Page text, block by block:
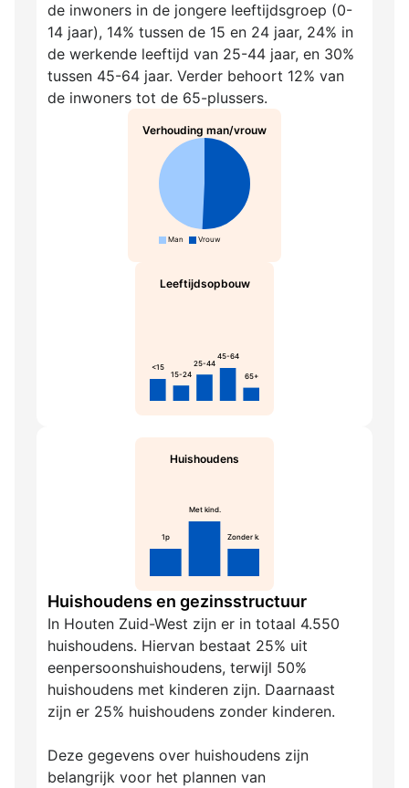
de inwoners in de jongere leeftijdsgroep (0-
14 jaar), 14% tussen de 15 en 24 jaar, 24% in
de werkende leeftijd van 25-44 jaar, en 30%
tussen 45-64 jaar. Verder behoort 12% van
de inwoners tot de 65-plussers.
Verhouding man/vrouw
Man Vrouw
Leeftijdsopbouw
<15
15-24
25-44
45-64
65+
Huishoudens
1p
Met kind.
Zonder k.
Huishoudens en gezinsstructuur
In Houten Zuid-West zijn er in totaal 4.550
huishoudens. Hiervan bestaat 25% uit
eenpersoonshuishoudens, terwijl 50%
huishoudens met kinderen zijn. Daarnaast
zijn er 25% huishoudens zonder kinderen.
Deze gegevens over huishoudens zijn
belangrijk voor het plannen van